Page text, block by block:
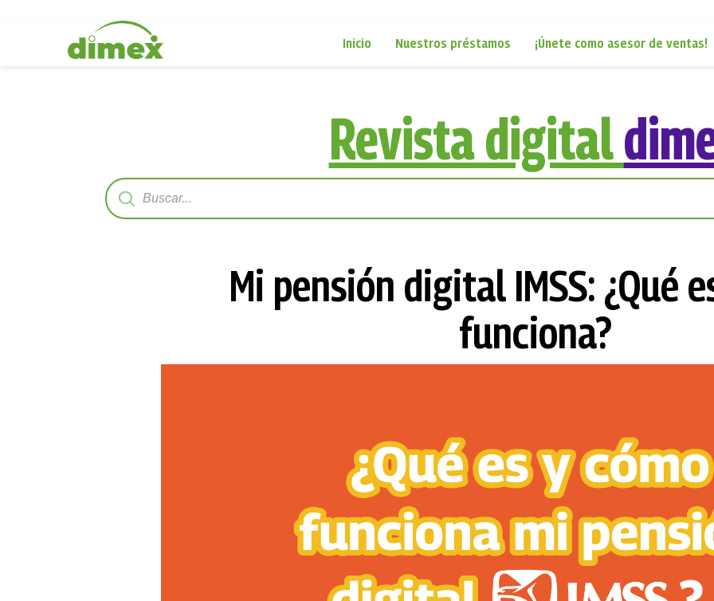
Inicio Nuestros préstamos ¡Únete como asesor de ventas!
Revista digital
Mi pensión digital IMSS: ¿Qué
funciona?